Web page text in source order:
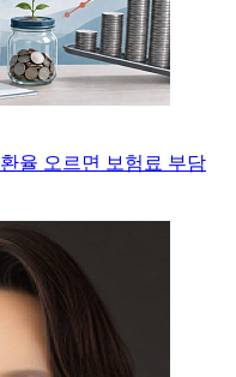
율 오르면 보험료 부담